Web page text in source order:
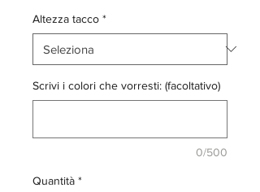
Altezza tacco *
Scrivi i colori che vorresti: (facoltativo)
0/500
Quantità *